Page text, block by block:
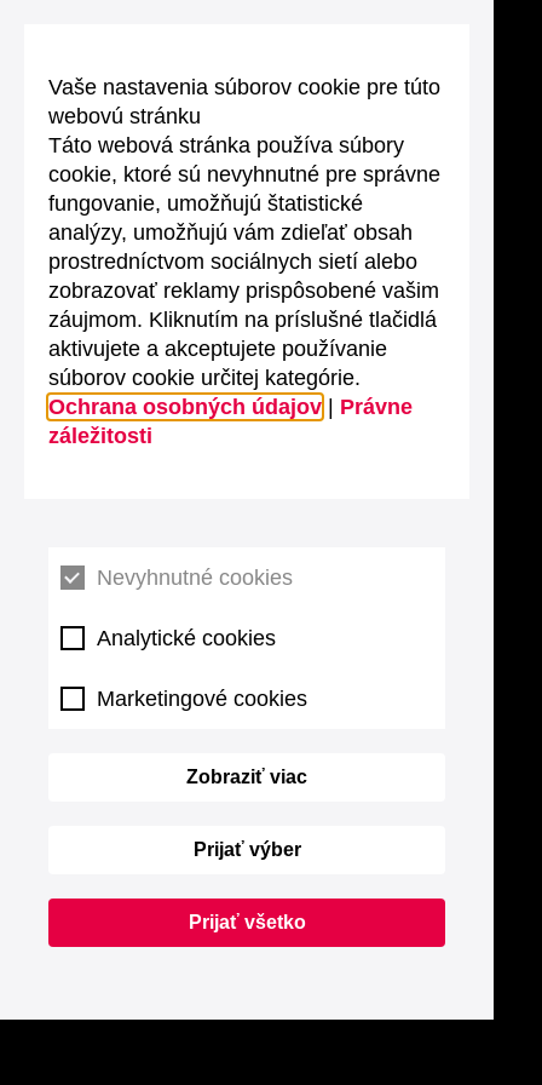
Vaše nastavenia súborov cookie pre túto
webovú stránku
Táto webová stránka používa súbory
cookie, ktoré sú nevyhnutné pre správne
fungovanie, umožňujú štatistické
analýzy, umožňujú vám zdieľať obsah
prostredníctvom sociálnych sietí alebo
zobrazovať reklamy prispôsobené vašim
záujmom. Kliknutím na príslušné tlačidlá
aktivujete a akceptujete používanie
súborov cookie určitej kategórie.
Ochrana osobných údajov
Právne
záležitosti
Nevyhnutné cookies
Analytické cookies
Marketingové cookies
Zobraziť viac
Prijať výber
Prijať všetko